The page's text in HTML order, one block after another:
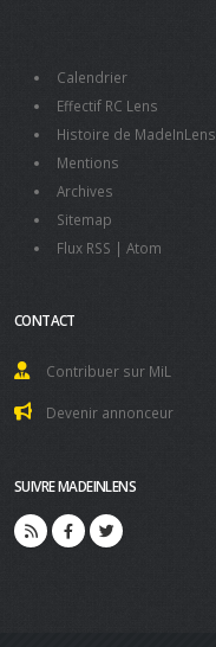
Calendrier
Effectif RC Lens
Histoire de MadeInLens
Mentions
Archives
Sitemap
Flux RSS | Atom
CONTACT
Contribuer sur MiL
Devenir annonceur
SUIVRE MADEINLENS